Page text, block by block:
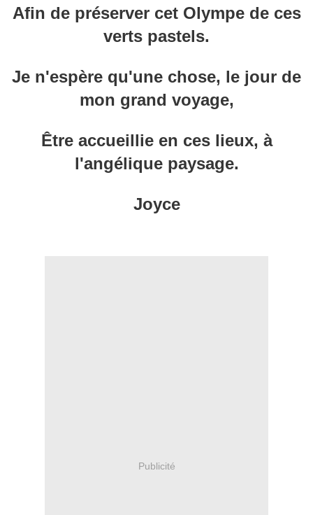
Afin de préserver cet Olympe de ces
verts pastels.
Je n'espère qu'une chose, le jour de
mon grand voyage,
Être accueillie en ces lieux, à
l'angélique paysage.
Joyce
Publicité